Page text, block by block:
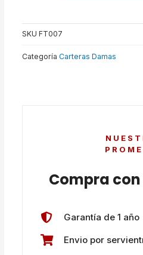
SKUFT007
Categoría Carteras Damas
Compra
Garantía de 1 año
Envio por